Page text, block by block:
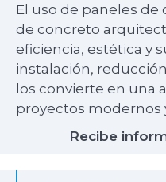
El uso de paneles
de concreto
eficiencia, estética y
instalación,
los convierte en una
proyectos modernos
Recibe